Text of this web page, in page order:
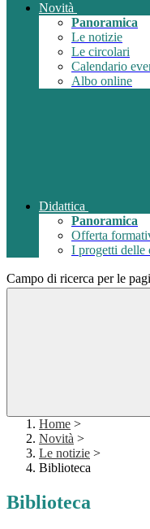
Novità
Panoramica
Le notizie
Le circolari
Calendario
Albo online
Didattica
Panoramica
Offerta
I progetti delle
Campo di ricerca per le
Home >
Novità >
Le notizie >
Biblioteca
Biblioteca